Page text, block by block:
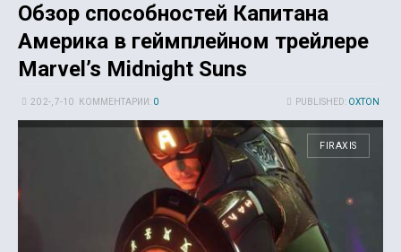
Обзор способностей Капитана
Америка в геймплейном трейлере
Marvel’s Midnight Suns
PUBLISHED: OXTON
20 2-, 7-10 КОММЕНТАРИИ: 0
FIRAXIS